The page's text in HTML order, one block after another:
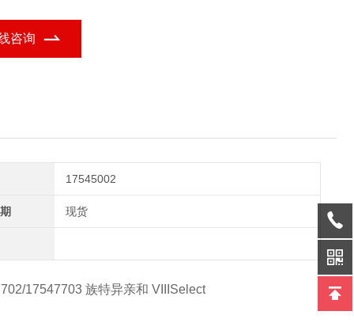
咨询
17545002
现货
17547703 族特异亲和 VIIISelect